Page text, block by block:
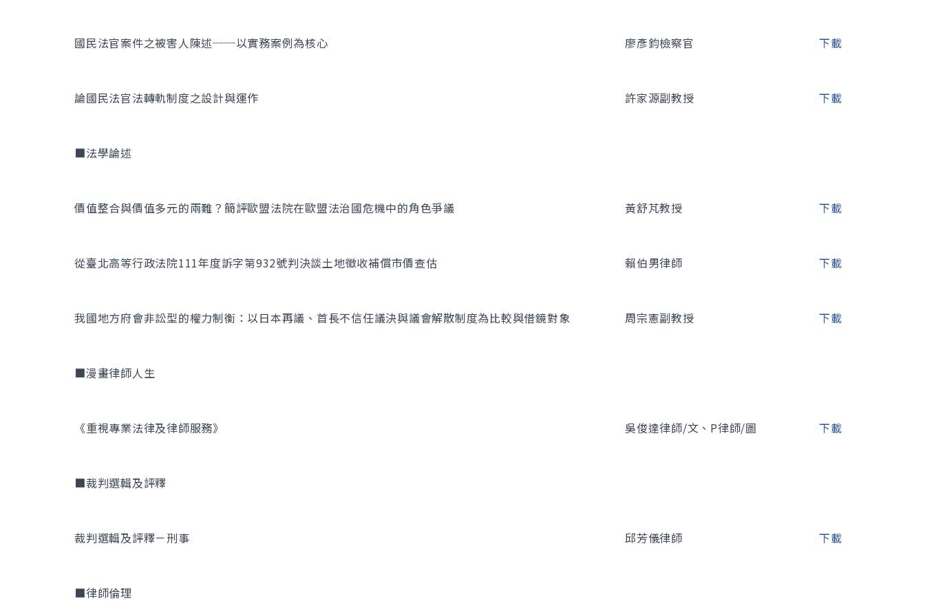
國民法官案件之被害人陳述──以實務案例為核心 廖彥鈞檢察官 下載
論國民法官法轉軌制度之設計與運作 許家源副教授 下載
■法學論述
價值整合與價值多元的兩難？簡評歐盟法院在歐盟法治國危機中的角色爭議 黃舒芃教授 下載
從臺北高等行政法院111年度訴字第932號判決談土地徵收補償市價查估 賴伯男律師 下載
我國地方府會非訟型的權力制衡：以日本再議、首長不信任議決與議會解散制度為比較與借鏡對象 周宗憲副教授 下載
■漫畫律師人生
《重視專業法律及律師服務》 吳俊達律師/文、P律師/圖 下載
■裁判選輯及評釋
裁判選輯及評釋－刑事 邱芳儀律師 下載
■律師倫理